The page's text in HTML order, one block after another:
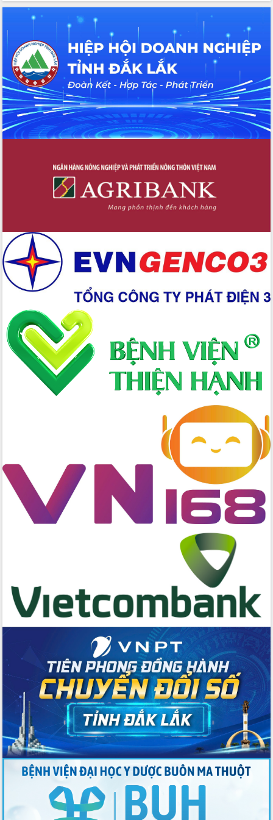
Hồ Thị Nguyên Thảo làm việc tại Trung
tâm Phục vụ hành chính công xã Ea
Xây dựng nền hành chính số đồng
hành cùng nông dân dân, doanh nghiệp
Giai đoạn 2026-2030, Đắk Lắk phấn
đấu có 77% xã đạt chuẩn nông thôn
mới
Chuyển đổi số 'mở đường' cho nông
nghiệp Đắk Lắk tăng trưởng bứt phá
Triển khai đồng bộ đo đạc, lập hồ sơ
Ứng dụng sinh trắc học - Bước tiến
trong hành trình chuyển đổi số tại Đắk
Đảng từ Sổ tay đảng viên điện tử
Đắk Lắk đẩy mạnh nuôi biển công
nghệ, hướng tới phát triển thủy sản
bền vững
Tập huấn nâng cao năng lực triển khai
chuyển đổi số cho cán bộ, công chức
cấp xã
Đắk Lắk phát động hưởng ứng Ngày
Quyền của người tiêu dùng Việt Nam
2026
Đẩy mạnh cải cách hành chính, quyết
tâm đạt được mục tiêu tăng trưởng
hai con số trong năm 2026
Bệnh án điện tử thúc đẩy chuyển đổi
số y tế tại Đắk Lắk
Chuyển đổi số thư viện: Mở rộng
không gian tri thức trong thời đại số
Bầu cử Quốc hội và HĐND: Cử tri Đắk
Lắk gửi gắm niềm tin, kỳ vọng vào lá
phiếu
Đắk Lắk sẵn sàng các điều kiện cho
Ngày hội bầu cử đại biểu Quốc hội
khóa XVI và HĐND các cấp nhiệm kỳ
2026-2031
Đảm bảo cuộc bầu cử đại biểu Quốc
hội và đại biểu HĐND các cấp diễn ra
an toàn, hiệu quả, đúng quy định
Thủ tướng Chính phủ Phạm Minh Chính
kiểm tra, chỉ đạo hoàn thành các dự
án cao tốc và thăm khu tái định cư tại
Đắk Lắk
Sôi nổi Hội đua ngựa truyền thống Gò
Thì Thùng mừng Xuân Bính Ngọ 2026
Lãnh đạo tỉnh dâng hương tưởng niệm
tại Đập Đồng Cam đầu Xuân Bính Ngọ